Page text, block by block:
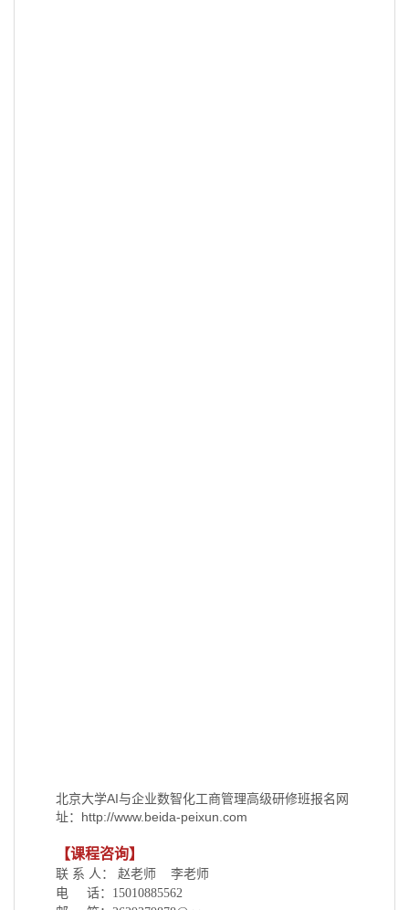
北京大学AI与企业数智化工商管理高级研修班报名网
址： http://www.beida-peixun.com
【课程咨询】
联 系 人： 赵老师 李老师
电 话：15010885562